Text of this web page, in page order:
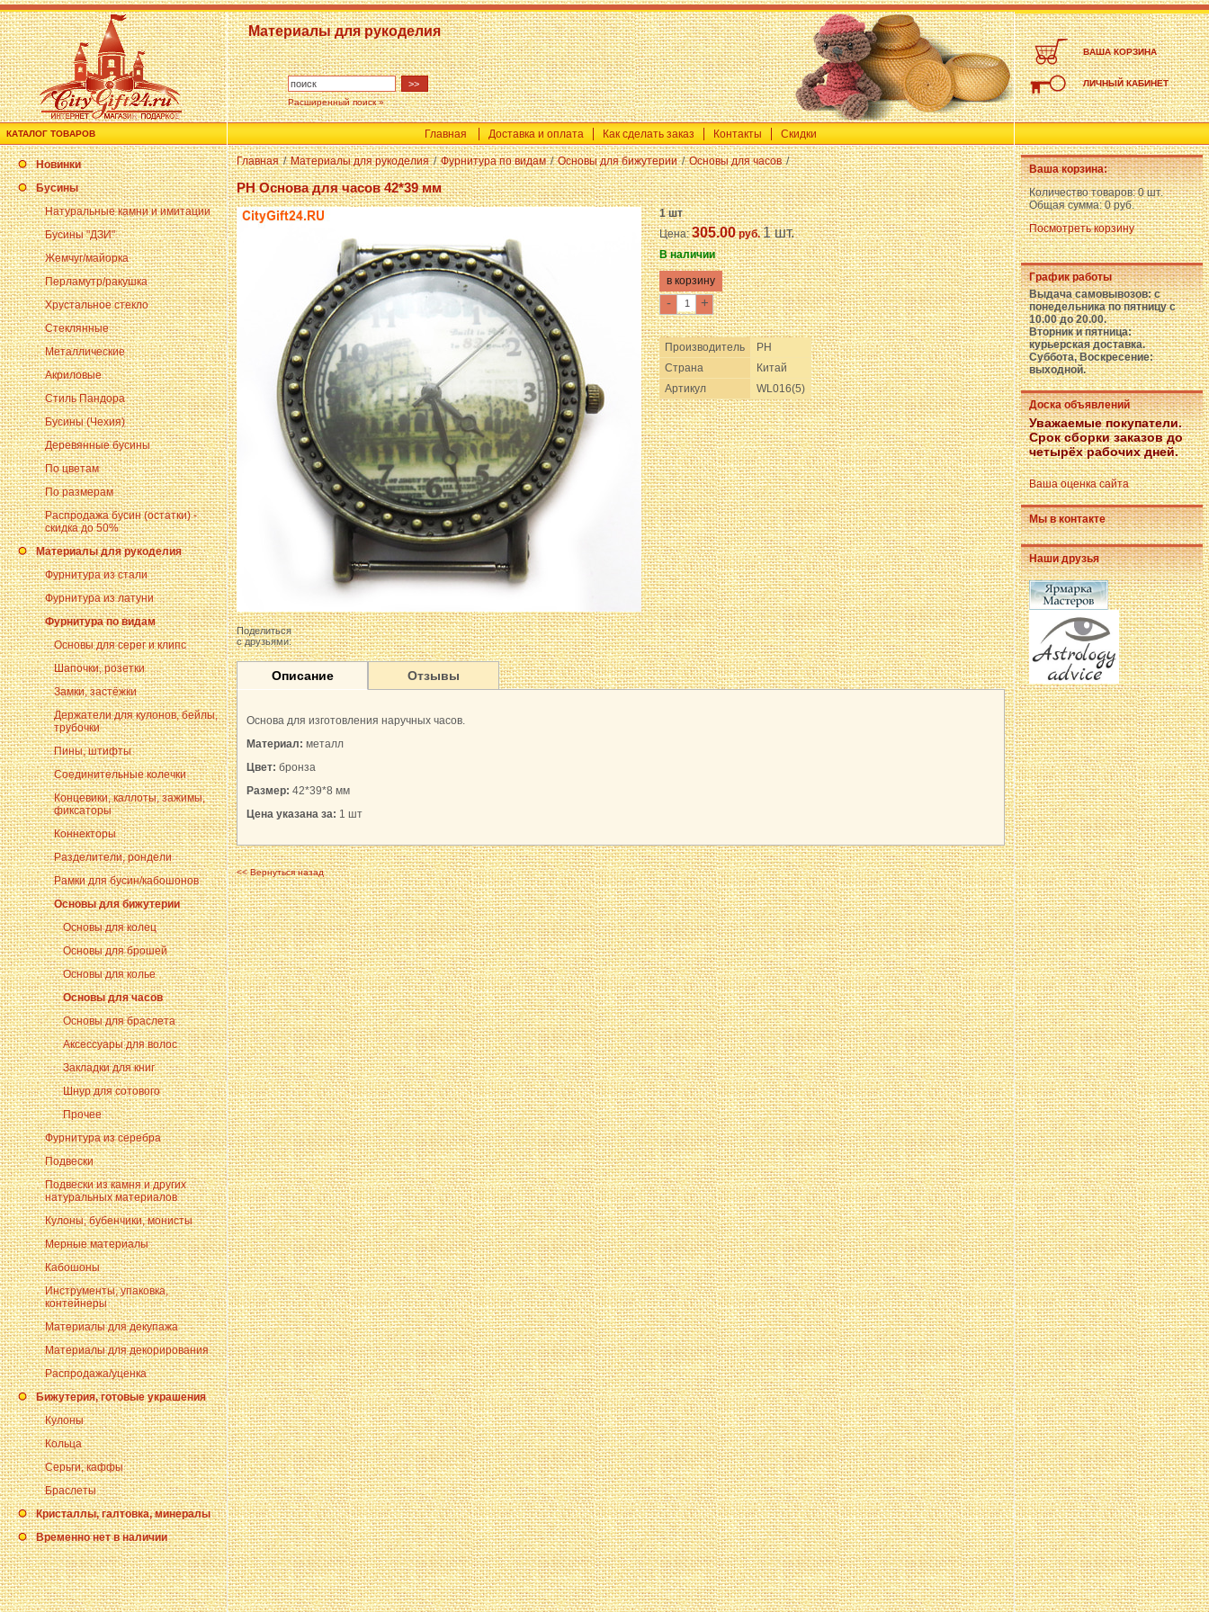
Материалы для рукоделия
Расширенный поиск »
ВАША КОРЗИНА
ЛИЧНЫЙ КАБИНЕТ
КАТАЛОГ ТОВАРОВ Главная Доставка и оплата Как сделать заказ Контакты Скидки
Новинки
Бусины
Натуральные камни и имитации
Бусины "ДЗИ"
Жемчуг/майорка
Перламутр/ракушка
Хрустальное стекло
Стеклянные
Металлические
Акриловые
Стиль Пандора
Бусины (Чехия)
Деревянные бусины
По цветам
По размерам
Распродажа бусин (остатки) -
скидка до 50%
Материалы для рукоделия
Фурнитура из стали
Фурнитура из латуни
Фурнитура по видам
Основы для серег и клипс
Шапочки, розетки
Замки, застёжки
Держатели для кулонов, бейлы,
трубочки
Пины, штифты
Соединительные колечки
Концевики, каллоты, зажимы,
фиксаторы
Коннекторы
Разделители, рондели
Рамки для бусин/кабошонов
Основы для бижутерии
Основы для колец
Основы для брошей
Основы для колье
Основы для часов
Основы для браслета
Аксессуары для волос
Закладки для книг
Шнур для сотового
Прочее
Фурнитура из серебра
Подвески
Подвески из камня и других
натуральных материалов
Кулоны, бубенчики, монисты
Мерные материалы
Кабошоны
Инструменты, упаковка,
контейнеры
Материалы для декупажа
Материалы для декорирования
Распродажа/уценка
Бижутерия, готовые украшения
Кулоны
Кольца
Серьги, каффы
Браслеты
Кристаллы, галтовка, минералы
Временно нет в наличии
Главная / Материалы для рукоделия / Фурнитура по видам / Основы для бижутерии / Основы для часов /
PH Основа для часов 42*39 мм
1 шт
Цена:305.00руб.1 шт.
В наличии
- +
Производитель
PH
Страна
Китай
Артикул
WL016(5)
Поделиться
с друзьями:
Описание Отзывы
Основа для изготовления наручных часов.
Материал: металл
Цвет: бронза
Размер: 42*39*8 мм
Цена указана за: 1 шт
<< Вернуться назад
Ваша корзина:
Количество товаров:0 шт.
Общая сумма:0 руб.
Посмотреть корзину
График работы
Выдача самовывозов: с
понедельника по пятницу с
10.00 до 20.00.
Вторник и пятница:
курьерская доставка.
Суббота, Воскресение:
выходной.
Доска объявлений
Уважаемые покупатели.
Срок сборки заказов до
четырёх рабочих дней.
Ваша оценка сайта
Мы в контакте
Наши друзья